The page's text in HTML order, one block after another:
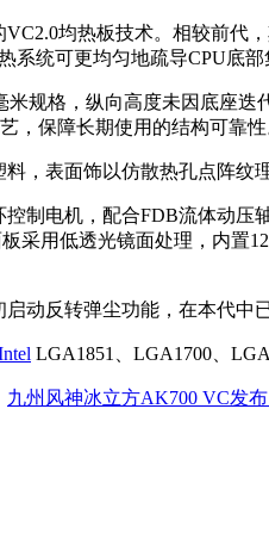
均热板技术。相较前代
系统可更均匀地疏导CPU底
米规格，纵向高度未因底座
，保障长期使用的结构可靠性
，表面饰以仿散热孔点阵纹
制电机，配合FDB流体动压
采用低透光镜面处理，内
动反转弹尘功能，在本代中
LGA1851、LGA1700、
九州风神冰立方AK700 VC发